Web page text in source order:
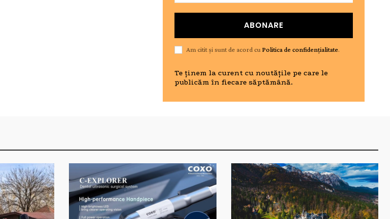
ABONARE
Am citit și sunt de acord cuPolitica de confidențialitate.
Te ținem la curent cu noutățile pe care le
publicăm în fiecare săptămână.